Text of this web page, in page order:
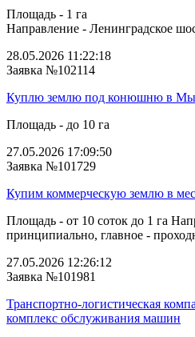
Площадь - 1 га
Направление - Ленинградское
28.05.2026 11:22:18
Заявка №102114
Куплю землю под конюшню в
Площадь - до 10 га
27.05.2026 17:09:50
Заявка №101729
Купим коммерческую землю в
Площадь - от 10 соток до 1 га
принципиально, главное -
27.05.2026 12:26:12
Заявка №101981
Транспортно-логистическая
комплекс обслуживания машин